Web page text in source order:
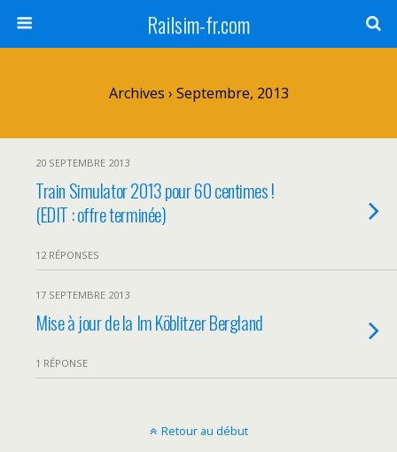
Railsim-fr.com
Archives › Septembre, 2013
20 SEPTEMBRE 2013
Train Simulator 2013 pour 60 centimes !
(EDIT : offre terminée)
12 RÉPONSES
17 SEPTEMBRE 2013
Mise à jour de la Im Köblitzer Bergland
1 RÉPONSE
Retour au début